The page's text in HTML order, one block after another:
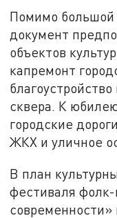
Помимо большой
документ
объектов
капремонт
сквера. К
городские
ЖКХ и уличное
В план
фестиваля